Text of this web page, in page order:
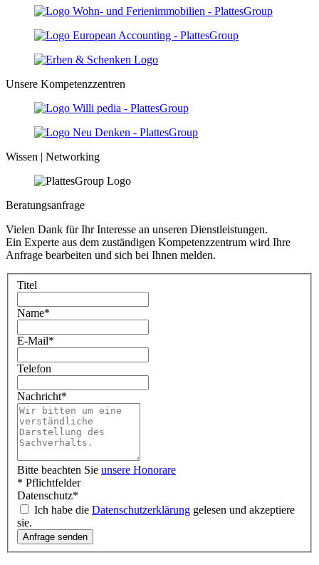
Unsere Kompetenzzentren
Wissen | Networking
Beratungsanfrage
Vielen Dank für Ihr Interesse an unseren Dienstleistungen.
Ein Experte aus dem zuständigen Kompetenzzentrum wird Ihre
Anfrage bearbeiten und sich bei Ihnen melden.
Titel
Name*
E-Mail*
Telefon
Nachricht*
Bitte beachten Sie unsere Honorare
* Pflichtfelder
Datenschutz*
Ich habe die Datenschutzerklärung gelesen und akzeptiere
sie.